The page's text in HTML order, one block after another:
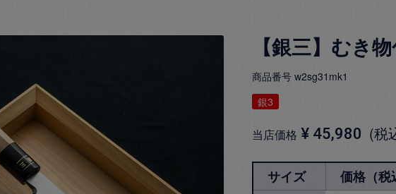
【銀三】むき
商品番号 w2sg31mk1
銀3
当店価格 ¥ 45,980 税
サイズ
価格（税